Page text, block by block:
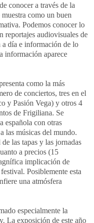
conocer a través de la
como un buen
Podemos conocer lo
reportajes audiovisuales de
a día e información de lo
información aparece
como la más
de conciertos, tres en el
y Pasión Vega) y otros 4
de Frigiliana. Se
española con otras
las músicas del mundo.
las tapas y las jornadas
a precios (15
implicación de
Posiblemente esta
una atmósfera
especialmente la
La exposición de este año